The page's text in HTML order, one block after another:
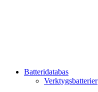
Batteridatabas
Verktygsbatterier